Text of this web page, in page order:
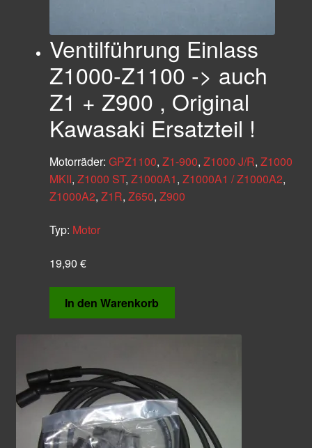
Ventilführung Einlass
Z1000-Z1100 -> auch
Z1 + Z900 , Original
Kawasaki Ersatzteil !
Motorräder: GPZ1100, Z1-900, Z1000 J/R, Z1000
MKII, Z1000 ST, Z1000A1, Z1000A1 / Z1000A2,
Z1000A2, Z1R, Z650, Z900
Typ: Motor
19,90 €
In den Warenkorb